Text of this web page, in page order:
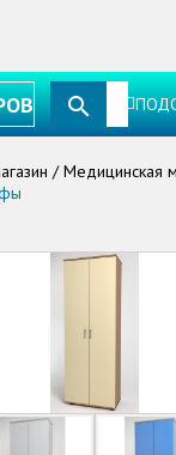
/ Медицинская